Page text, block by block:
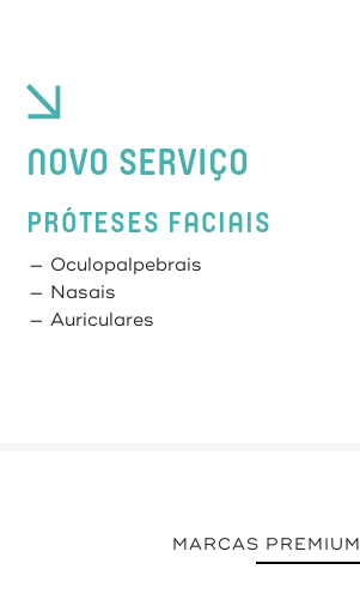
NOVO SERVIÇO
PRÓTESES FACIAIS
— Oculopalpebrais
— Nasais
— Auriculares
MARCAS PREMIUM